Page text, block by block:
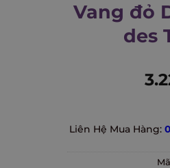
Vang đỏ
des
Liên Hệ Mua Hàng: